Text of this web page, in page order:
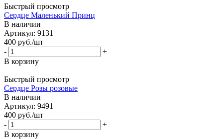
Быстрый просмотр
Сердце Маленький Принц
В наличии
Артикул: 9131
400 руб./шт
-
+
В корзину
Быстрый просмотр
Сердце Розы розовые
В наличии
Артикул: 9491
400 руб./шт
-
+
В корзину